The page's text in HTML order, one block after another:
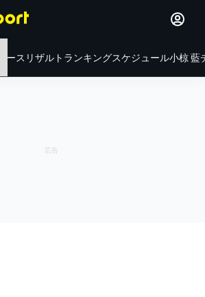
ース リザルト ランキングスケジュール小椋 藍